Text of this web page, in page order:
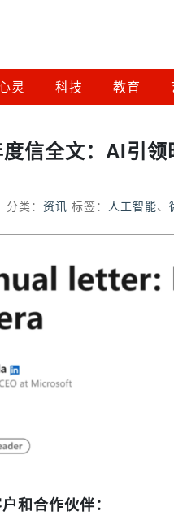
灵 科技 教育
信全文：AI引
分类： 资讯 标签： 人工智能、
和合作伙伴：